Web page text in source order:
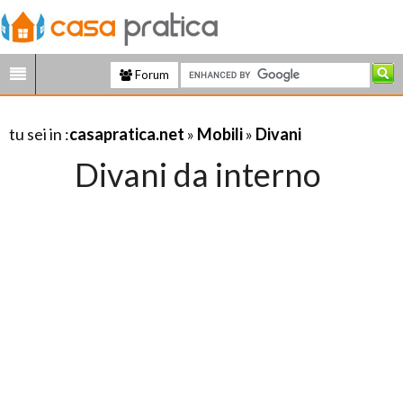
Forum
tu sei in :casapratica.net » Mobili» Divani
Divani da interno